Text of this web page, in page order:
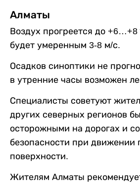
Алматы
Воздух прогреется до +6…+8
будет умеренным 3-8 м/с.
Осадков синоптики не
в утренние часы возможен
Специалисты советуют
других северных регионов
осторожными на дорогах и
безопасности при движении
поверхности.
Жителям Алматы